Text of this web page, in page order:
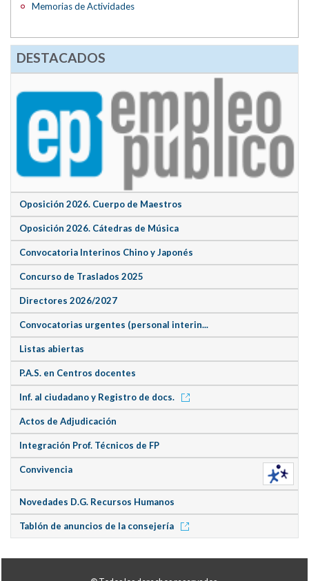
Memorias de Actividades
DESTACADOS
Oposición 2026. Cuerpo de Maestros
Oposición 2026. Cátedras de Música
Convocatoria Interinos Chino y Japonés
Concurso de Traslados 2025
Directores 2026/2027
Convocatorias urgentes (personal interin...
Listas abiertas
P.A.S. en Centros docentes
Inf. al ciudadano y Registro de docs.
Actos de Adjudicación
Integración Prof. Técnicos de FP
Convivencia
Novedades D.G. Recursos Humanos
Tablón de anuncios de la consejería